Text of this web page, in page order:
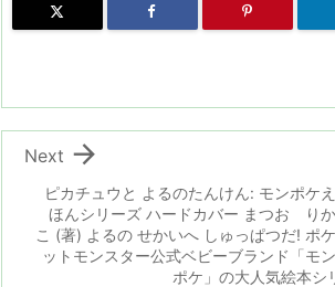
n
ピカチュウと よるのたんけん: モンポケえ
ほんシリーズ ハードカバー まつお りか
こ (著) よるの せかいへ しゅっぱつだ! ポケ
ットモンスター公式ベビーブランド「モン
ポケ」の大人気絵本シ

Next